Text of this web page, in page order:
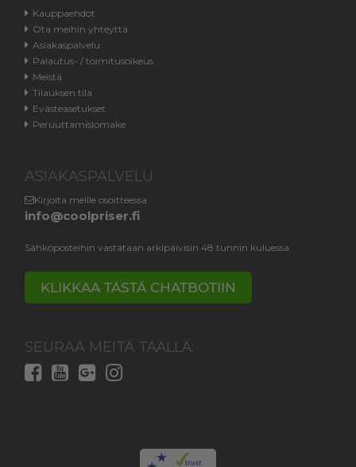
Kauppaehdot
Ota meihin yhteyttä
Asiakaspalvelu
Palautus- / toimitusoikeus
Meistä
Tilauksen tila
Evästeasetukset
Peruuttamislomake
ASIAKASPALVELU
Kirjoita meille osoitteessa
info@coolpriser.fi
Sähköposteihin vastataan arkipäivisin 48 tunnin kuluessa.
KLIKKAA TÄSTÄ CHATBOTIIN
SEURAA MEITÄ TÄÄLLÄ: